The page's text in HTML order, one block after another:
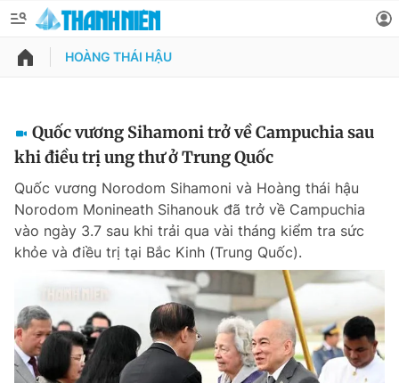
QUẢNG CÁO ĐẶT BÁO
Chuyên mục khác
Chào ngày mới Tin 24h
Tin thị trường Tin 360
Video Magazine
Thông tin tài khoản
Đổi mật khẩu
Tin đã lưu
Tin đã xem
Đăng xuất
HOÀNG THÁI HẬU
Quốc vương Sihamoni trở về Campuchia sau
khi điều trị ung thư ở Trung Quốc
Quốc vương Norodom Sihamoni và Hoàng thái hậu
Norodom Monineath Sihanouk đã trở về Campuchia
vào ngày 3.7 sau khi trải qua vài tháng kiểm tra sức
khỏe và điều trị tại Bắc Kinh (Trung Quốc).